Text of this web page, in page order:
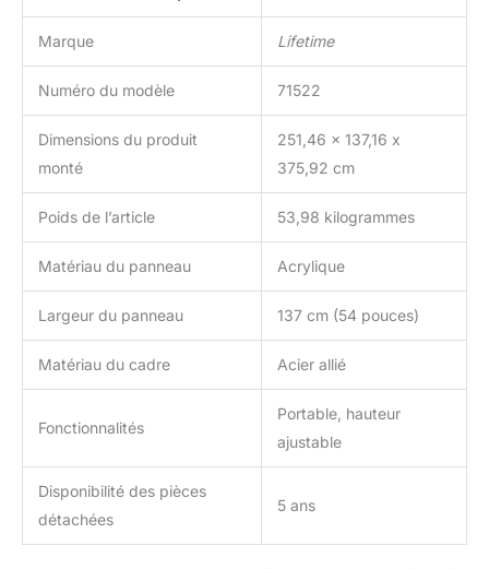
Marque Lifetime
Numéro du modèle 71522
Dimensions du produit
monté
251,46 x 137,16 x
375,92 cm
Poids de l’article 53,98 kilogrammes
Matériau du panneau Acrylique
Largeur du panneau 137 cm (54 pouces)
Matériau du cadre Acier allié
Fonctionnalités
Portable, hauteur
ajustable
Disponibilité des pièces
détachées
5 ans